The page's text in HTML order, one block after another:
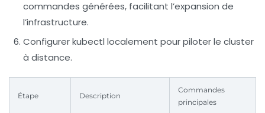
commandes générées, facilitant l’expansion de
l’infrastructure.
Configurerkubectl localement pour piloter le cluster
à distance.
Étape Description
Commandes
principales